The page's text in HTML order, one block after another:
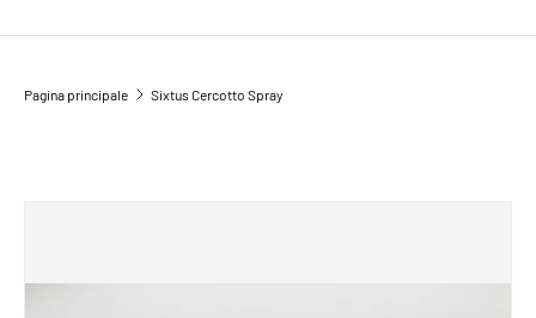
Pagina principale Sixtus Cercotto Spray